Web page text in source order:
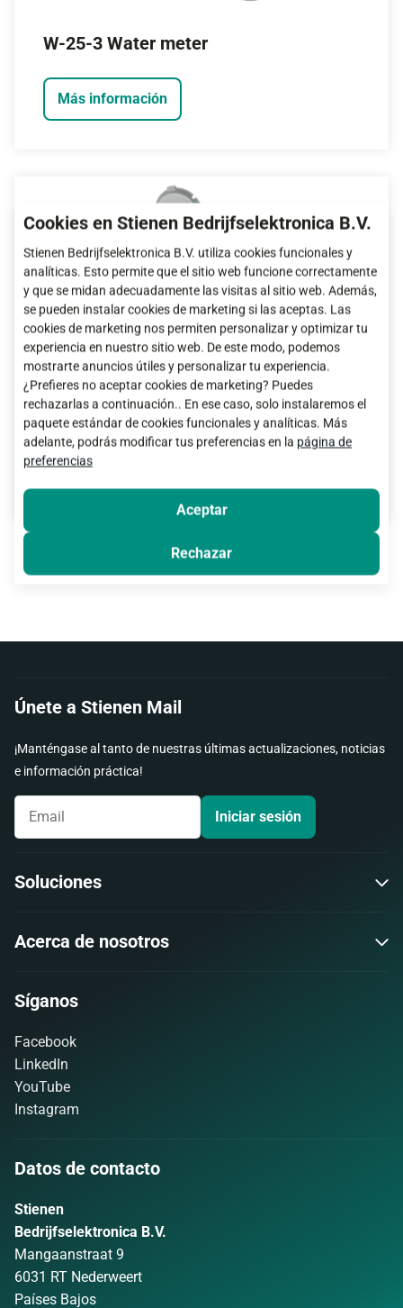
W-25-3 Water meter
Más información
W-25-7 Water meter
Más información
Únete a Stienen Mail
¡Manténgase al tanto de nuestras últimas actualizaciones, noticias
e información práctica!
Iniciar sesión
Soluciones
Acerca de nosotros
Síganos
Facebook
LinkedIn
YouTube
Instagram
Datos de contacto
Stienen
Bedrijfselektronica B.V.
Mangaanstraat 9
6031 RT Nederweert
Países Bajos
Cookies en Stienen Bedrijfselektronica B.V.
Stienen Bedrijfselektronica B.V. utiliza cookies funcionales y
analíticas. Esto permite que el sitio web funcione correctamente
y que se midan adecuadamente las visitas al sitio web. Además,
se pueden instalar cookies de marketing si las aceptas. Las
cookies de marketing nos permiten personalizar y optimizar tu
experiencia en nuestro sitio web. De este modo, podemos
mostrarte anuncios útiles y personalizar tu experiencia.
¿Prefieres no aceptar cookies de marketing? Puedes
rechazarlas a continuación.. En ese caso, solo instalaremos el
paquete estándar de cookies funcionales y analíticas. Más
adelante, podrás modificar tus preferencias en la página de
preferencias
Aceptar
Rechazar